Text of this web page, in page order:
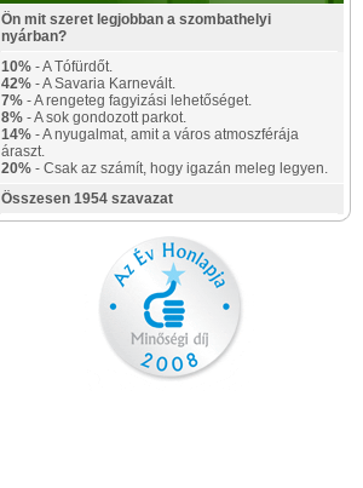
Ön mit szeret legjobban a szombathelyi
nyárban?
10% - A Tófürdőt.
42% - A Savaria Karnevált.
7% - A rengeteg fagyizási lehetőséget.
8% - A sok gondozott parkot.
14% - A nyugalmat, amit a város atmoszférája
áraszt.
20% - Csak az számít, hogy igazán meleg legyen.
Összesen 1954 szavazat